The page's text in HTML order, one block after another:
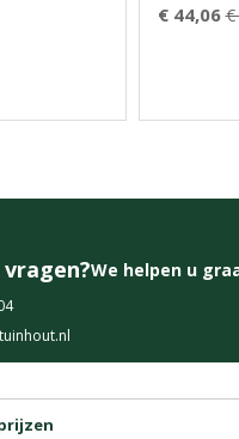
€ 44,06 €
We helpen u